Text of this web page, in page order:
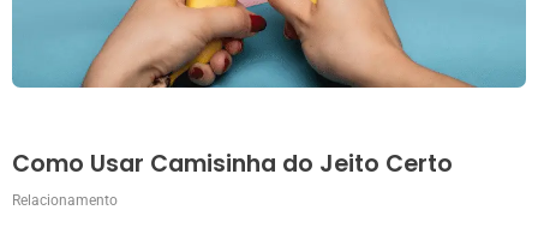
Como Usar Camisinha do Jeito Certo
Relacionamento